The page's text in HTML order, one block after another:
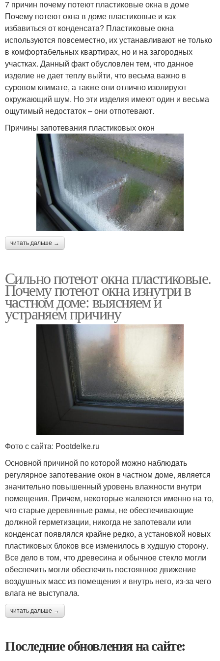
7 причин почему потеют пластиковые окна в доме
Почему потеют окна в доме пластиковые и как
избавиться от конденсата? Пластиковые окна
используются повсеместно, их устанавливают не только
в комфортабельных квартирах, но и на загородных
участках. Данный факт обусловлен тем, что данное
изделие не дает теплу выйти, что весьма важно в
суровом климате, а также они отлично изолируют
окружающий шум. Но эти изделия имеют один и весьма
ощутимый недостаток – они отпотевают.
Причины запотевания пластиковых окон
читать дальше →
Сильно потеют окна пластиковые.
Почему потеют окна изнутри в
частном доме: выясняем и
устраняем причину
Фото с сайта: Pootdelke.ru
Основной причиной по которой можно наблюдать
регулярное запотевание окон в частном доме, является
значительно повышенный уровень влажности внутри
помещения. Причем, некоторые жалеются именно на то,
что старые деревянные рамы, не обеспечивающие
должной герметизации, никогда не запотевали или
конденсат появлялся крайне редко, а установкой новых
пластиковых блоков все изменилось в худшую сторону.
Все дело в том, что древесина и обычное стекло могли
обеспечить могли обеспечить постоянное движение
воздушных масс из помещения и внутрь него, из-за чего
влага не выступала.
читать дальше →
Последние обновления на сайте: